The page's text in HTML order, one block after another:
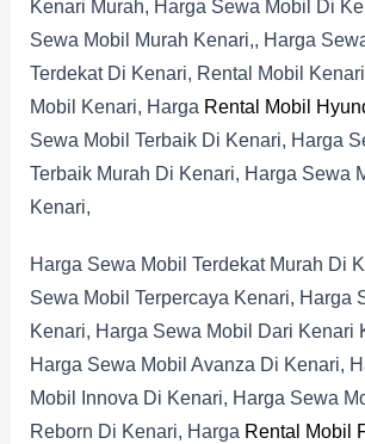
Kenari Murah, Harga Sewa Mobil Di
Sewa Mobil Murah Kenari,, Harga
Terdekat Di Kenari, Rental Mobil
Mobil Kenari, Harga Rental Mobil
Sewa Mobil Terbaik Di Kenari, Harga
Terbaik Murah Di Kenari, Harga Sewa
Kenari,
Harga Sewa Mobil Terdekat Murah Di
Sewa Mobil Terpercaya Kenari, Harga
Kenari, Harga Sewa Mobil Dari Kenari
Harga Sewa Mobil Avanza Di Kenari,
Mobil Innova Di Kenari, Harga Sewa
Reborn Di Kenari, Harga Rental Mobil